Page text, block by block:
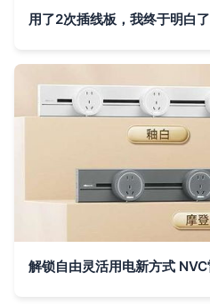
解锁自由灵活用电新方式